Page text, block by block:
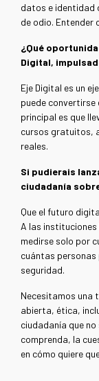
datos e identidad
de odio. Entender
¿Qué
Digital,
Eje Digital es un
puede
principal es que
cursos gratuitos,
reales.
Si pudierais
ciudadanía
Que el futuro
A las
medirse solo por
cuántas personas
seguridad.
Necesitamos una
abierta, ética,
ciudadanía que
comprenda, la
en cómo quiere